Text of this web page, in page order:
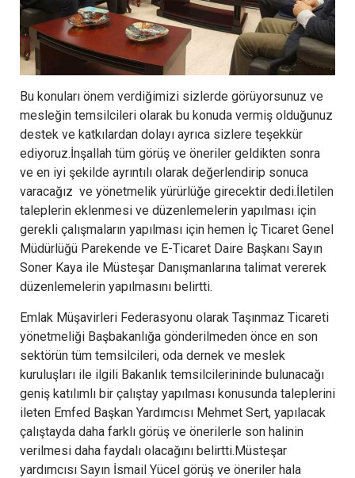
Bu konuları önem verdiğimizi sizlerde görüyorsunuz ve
mesleğin temsilcileri olarak bu konuda vermiş olduğunuz
destek ve katkılardan dolayı ayrıca sizlere teşekkür
ediyoruz.İnşallah tüm görüş ve öneriler geldikten sonra
ve en iyi şekilde ayrıntılı olarak değerlendirip sonuca
varacağız ve yönetmelik yürürlüğe girecektir dedi.İletilen
taleplerin eklenmesi ve düzenlemelerin yapılması için
gerekli çalışmaların yapılması için hemen İç Ticaret Genel
Müdürlüğü Parekende ve E-Ticaret Daire Başkanı Sayın
Soner Kaya ile Müsteşar Danışmanlarına talimat vererek
düzenlemelerin yapılmasını belirtti.
Emlak Müşavirleri Federasyonu olarak Taşınmaz Ticareti
yönetmeliği Başbakanlığa gönderilmeden önce en son
sektörün tüm temsilcileri, oda dernek ve meslek
kuruluşları ile ilgili Bakanlık temsilcilerininde bulunacağı
geniş katılımlı bir çalıştay yapılması konusunda taleplerini
ileten Emfed Başkan Yardımcısı Mehmet Sert, yapılacak
çalıştayda daha farklı görüş ve önerilerle son halinin
verilmesi daha faydalı olacağını belirtti.Müsteşar
yardımcısı Sayın İsmail Yücel görüş ve öneriler hala